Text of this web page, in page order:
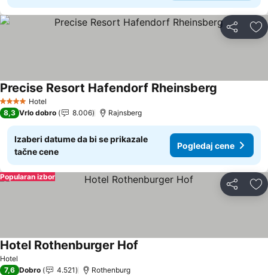
Deli
4 ZvezdiceHotel
Precise Resort Hafendorf Rheinsberg
8,3 Vrlo dobro 8.006 Rajnsberg
Izaberi datume da bi se prikazale
tačne cene
Pogledaj cene
Deli
Popularan izbor
Hotel
Hotel Rothenburger Hof
7,6 Dobro 4.521 Rothenburg